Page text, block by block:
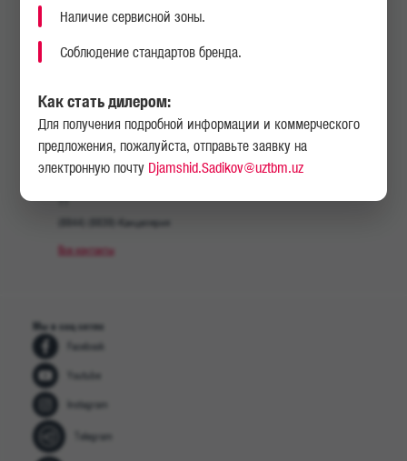
Республика Узбекистан,
Джамбайский район,
На карте
Телефон:
Отдел продаж: (77) 081-11-
11
11
(8844) (8839)-Канцелярия
Все контакты
E-mail: info@uztbm.uz
Задать вопрос
Мы в соц сетях
Facebook
Youtube
Instagram
Telegram
Наличие сервисной зоны.
Соблюдение стандартов бренда.
Как стать дилером:
Для получения подробной информации и коммерческого
предложения, пожалуйста, отправьте заявку на
электронную почту Djamshid.Sadikov@uztbm.uz